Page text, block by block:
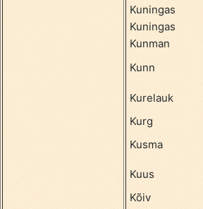
Kuningas
Kuningas
Kunman
Kunn
Kurelauk
Kurg
Kusma
Kuus
Kõiv